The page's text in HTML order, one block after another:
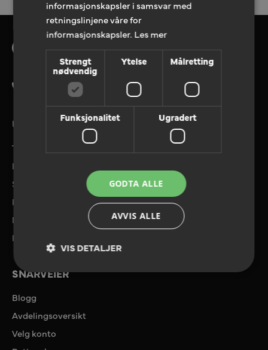
Tlf. 08180
UTVALGTE TJENESTER
Tilbudforespørsel
Referanser
Send filer
Priser og tilbud
Miljø
Ryggkalkulator
SNARVEIER
Blogg
Avdelingsoversikt
Velg konto
informasjonskapsler i samsvar med
retningslinjene våre for
informasjonskapsler. Les mer
Strengt
nødvendig
Ytelse Målretting
Funksjonalitet Ugradert
GODTA ALLE
AVVIS ALLE
VIS DETALJER